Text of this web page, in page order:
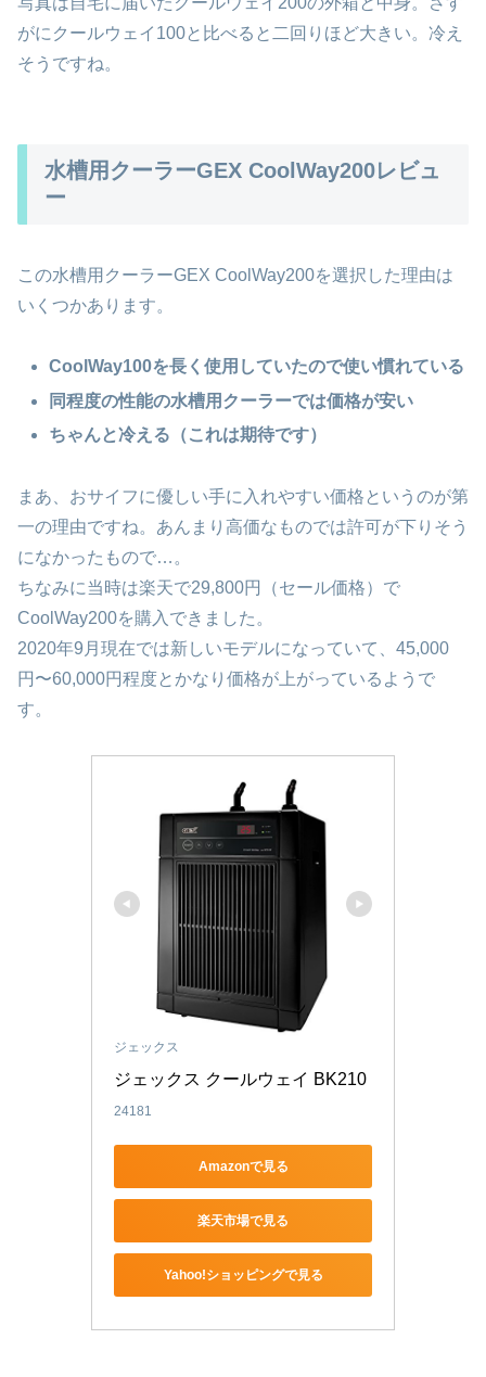
がにクールウェイ100と比べると二回りほど大きい。冷え
そうですね。
水槽用クーラーGEX CoolWay200レビュ
ー
この水槽用クーラーGEX CoolWay200を選択した理由は
いくつかあります。
CoolWay100を長く使用していたので使い慣れている
同程度の性能の水槽用クーラーでは価格が安い
ちゃんと冷える（これは期待です）
まあ、おサイフに優しい手に入れやすい価格というのが第
一の理由ですね。あんまり高価なものでは許可が下りそう
になかったもので…。
ちなみに当時は楽天で29,800円（セール価格）で
CoolWay200を購入できました。
2020年9月現在では新しいモデルになっていて、45,000
円〜60,000円程度とかなり価格が上がっているようで
す。
ジェックス
ジェックス クールウェイ BK210
24181
Amazonで見る
楽天市場で見る
Yahoo!ショッピングで見る